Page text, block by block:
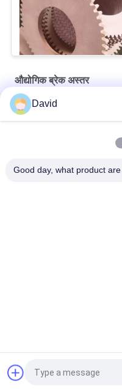
औद्योगिक ब्रेक अस्तर
मोटाई 3 मिमी अभ्रक मुक्त घर्षण
David
Good day, what product